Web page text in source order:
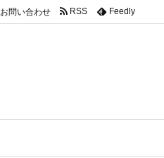
お問い合わせ RSS Feedly